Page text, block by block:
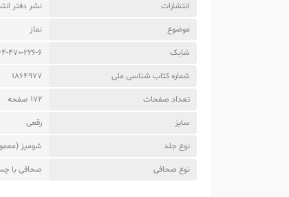
انتشارات نشر دفتر
موضوع نماز
شابک 470-226-6
شماره کتاب شناسی ملی 1864977
تعداد صفحات 172 صفحه
سایز رقعی
نوع جلد شومیز
نوع صحافی صحافی با